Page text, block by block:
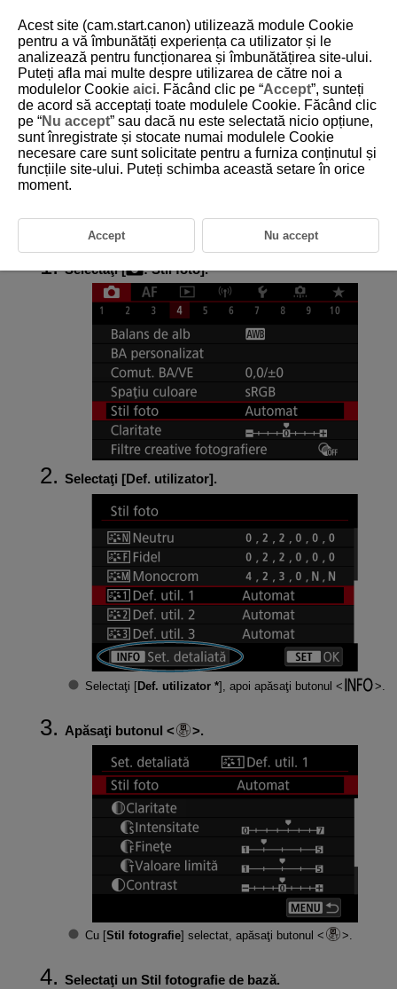
D180-074
Înregistrare Stil foto
Puteţi selecta un Stil foto de bază precum [Portret] sau [Peisaj], puteţi
regla parametrii acestuia după cum doriţi şi să îl înregistraţi la [Def. util.
] – [Def. utilizator 3
]. Folositor când doriţi să creaţi mai multe Stiluri
foto cu setări diferite.
(software EOS,
) pot fi modificate aici.
Selectaţi [ :Stil foto].
Selectaţi [Def. utilizator].
Selectaţi [Def. utilizator *], apoi apăsaţi butonul
Apăsaţi butonul .
Cu [Stil fotografie] selectat, apăsaţi butonul
Selectaţi un Stil fotografie de bază.
Acest site (cam.start.canon) utilizează module Cookie
pentru a vă îmbunătăți experiența ca utilizator și le
analizează pentru funcționarea și îmbunătățirea site-ului.
Puteți afla mai multe despre utilizarea de către noi a
modulelor Cookie aici. Făcând clic pe “Accept”, sunteți
de acord să acceptați toate modulele Cookie. Făcând clic
pe “Nu accept” sau dacă nu este selectată nicio opțiune,
sunt înregistrate și stocate numai modulele Cookie
necesare care sunt solicitate pentru a furniza conținutul și
funcțiile site-ului. Puteți schimba această setare în orice
moment.
Accept Nu accept